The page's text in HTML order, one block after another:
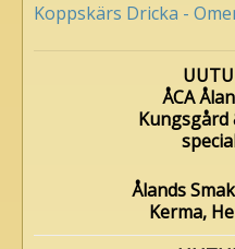
Koppskärs Dricka -
ÅCA
Kungsgård
Ålands
Kerma,